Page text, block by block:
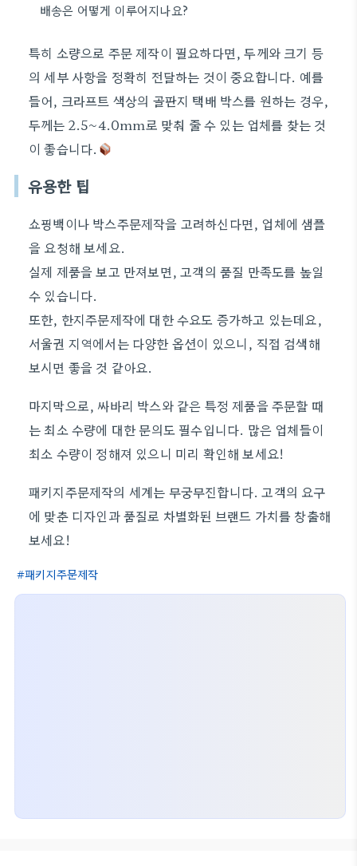
배송은 어떻게 이루어지나요?
특히 소량으로 주문 제작이 필요하다면, 두께와 크기 등
의 세부 사항을 정확히 전달하는 것이 중요합니다. 예를
들어, 크라프트 색상의 골판지 택배 박스를 원하는 경우,
두께는 2.5~4.0mm로 맞춰 줄 수 있는 업체를 찾는 것
이 좋습니다.
유용한 팁
쇼핑백이나 박스주문제작을 고려하신다면, 업체에 샘플
을 요청해 보세요.
실제 제품을 보고 만져보면, 고객의 품질 만족도를 높일
수 있습니다.
또한, 한지주문제작에 대한 수요도 증가하고 있는데요,
서울권 지역에서는 다양한 옵션이 있으니, 직접 검색해
보시면 좋을 것 같아요.
마지막으로, 싸바리 박스와 같은 특정 제품을 주문할 때
는 최소 수량에 대한 문의도 필수입니다. 많은 업체들이
최소 수량이 정해져 있으니 미리 확인해 보세요!
패키지주문제작의 세계는 무궁무진합니다. 고객의 요구
에 맞춘 디자인과 품질로 차별화된 브랜드 가치를 창출해
보세요!
패키지주문제작